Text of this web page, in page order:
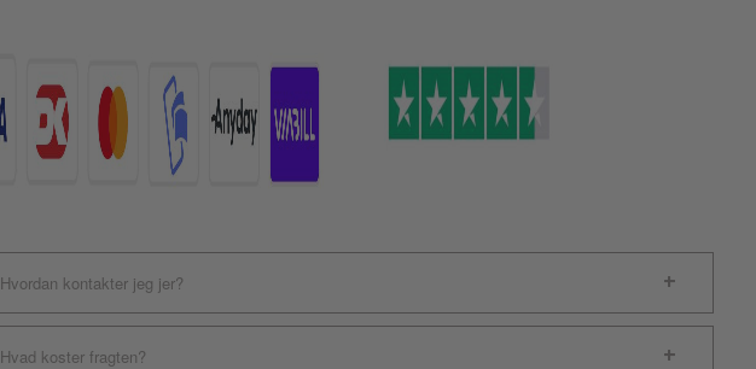
Hvordan kontakter jeg jer?
Hvad koster fragten?